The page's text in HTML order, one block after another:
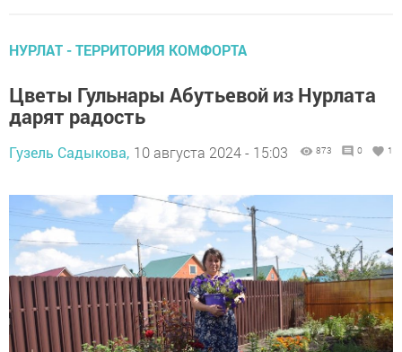
НУРЛАТ - ТЕРРИТОРИЯ КОМФОРТА
Цветы Гульнары Абутьевой из Нурлата
дарят радость
Гузель Садыкова, 10 августа 2024 - 15:03 873 0 1